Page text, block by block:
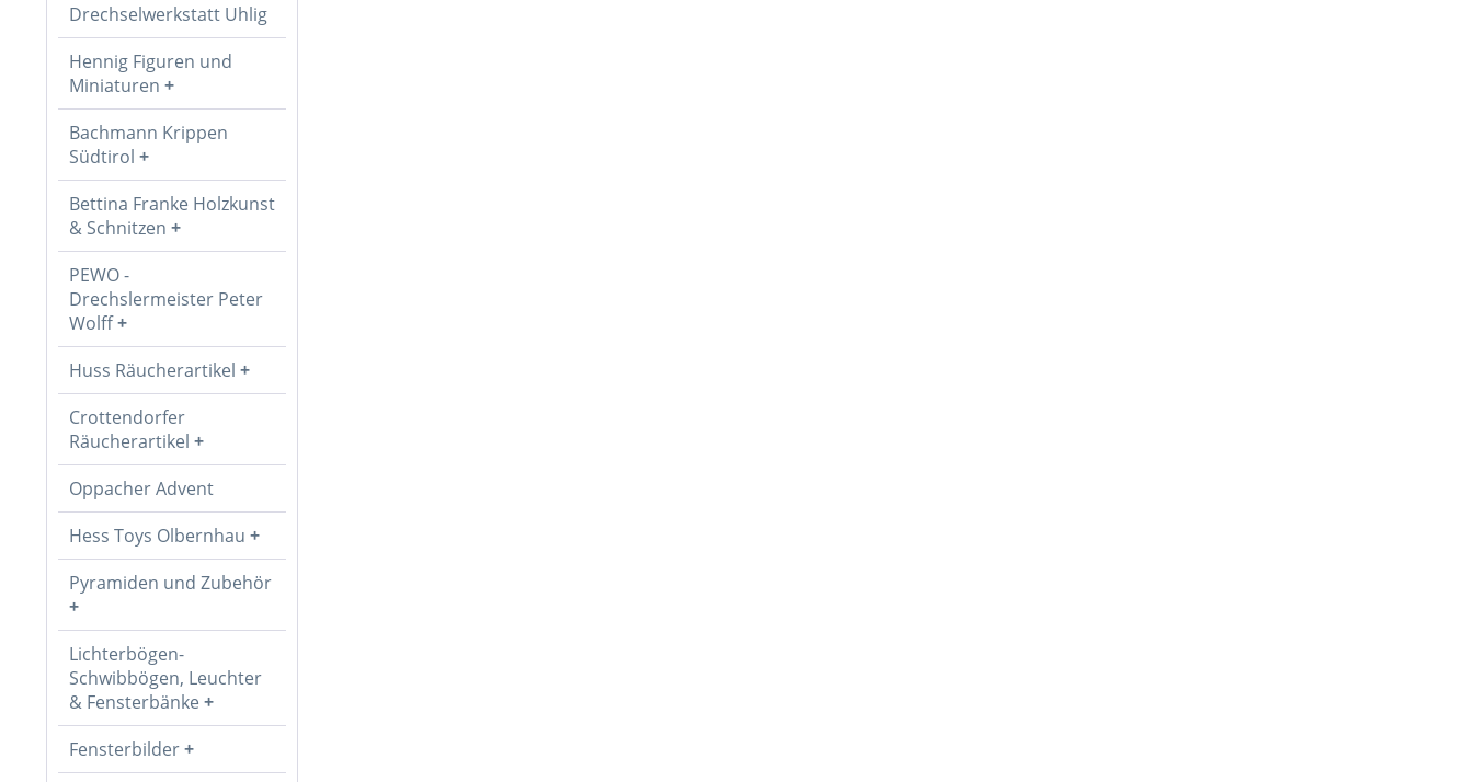
Drechselwerkstatt Uhlig
Hennig Figuren und
Miniaturen
Bachmann Krippen
Südtirol
Bettina Franke Holzkunst
& Schnitzen
PEWO -
Drechslermeister Peter
Wolff
Huss Räucherartikel
Crottendorfer
Räucherartikel
Oppacher Advent
Hess Toys Olbernhau
Pyramiden und Zubehör
Lichterbögen-
Schwibbögen, Leuchter
& Fensterbänke
Fensterbilder